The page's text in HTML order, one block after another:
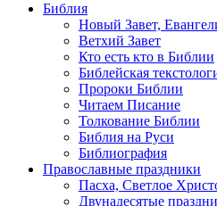
Библия
Новый Завет,
Ветхий Завет
Кто есть кто в Библии
Библейская
Пророки Библии
Читаем Писание
Толкование Библии
Библия на Руси
Библиография
Православные праздники
Пасха, Светлое
Двунадесятые